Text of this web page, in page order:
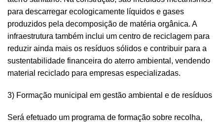
para descarregar ecologicamente líquidos e gases
produzidos pela decomposição de matéria orgânica. A
infraestrutura também inclui um centro de reciclagem para
reduzir ainda mais os resíduos sólidos e contribuir para a
sustentabilidade financeira do aterro ambiental, vendendo
material reciclado para empresas especializadas.
3) Formação municipal em gestão ambiental e de resíduos
Será efetuado um programa de formação sobre recolha,